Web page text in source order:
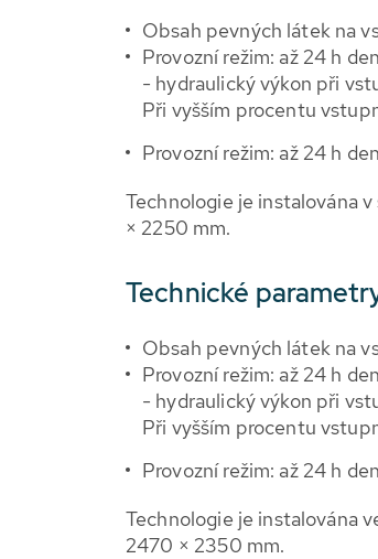
Obsah pevných látek na
Provozní režim: až 24 h
- hydraulický výkon při
Při vyšším procentu
Provozní režim: až 24 h
Technologie je instalována
× 2250 mm.
Technické
Obsah pevných látek na
Provozní režim: až 24 h
- hydraulický výkon při
Při vyšším procentu
Provozní režim: až 24 h
Technologie je instalována
2470 × 2350 mm.